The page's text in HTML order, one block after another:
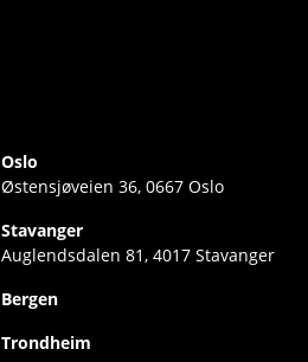
Oslo
Østensjøveien 36, 0667 Oslo
Stavanger
Auglendsdalen 81, 4017 Stavanger
Bergen
Trondheim